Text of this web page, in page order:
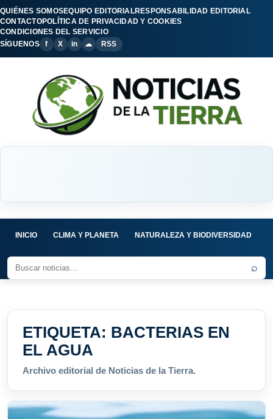
QUIÉNES SOMOSEQUIPO EDITORIALRESPONSABILIDAD EDITORIAL
CONTACTOPOLÍTICA DE PRIVACIDAD Y COOKIES
CONDICIONES DEL SERVICIO
SÍGUENOS
f X in ☁ RSS
INICIO CLIMA Y PLANETA NATURALEZA Y BIODIVERSIDAD
⌕
ETIQUETA: BACTERIAS EN
EL AGUA
Archivo editorial de Noticias de la Tierra.